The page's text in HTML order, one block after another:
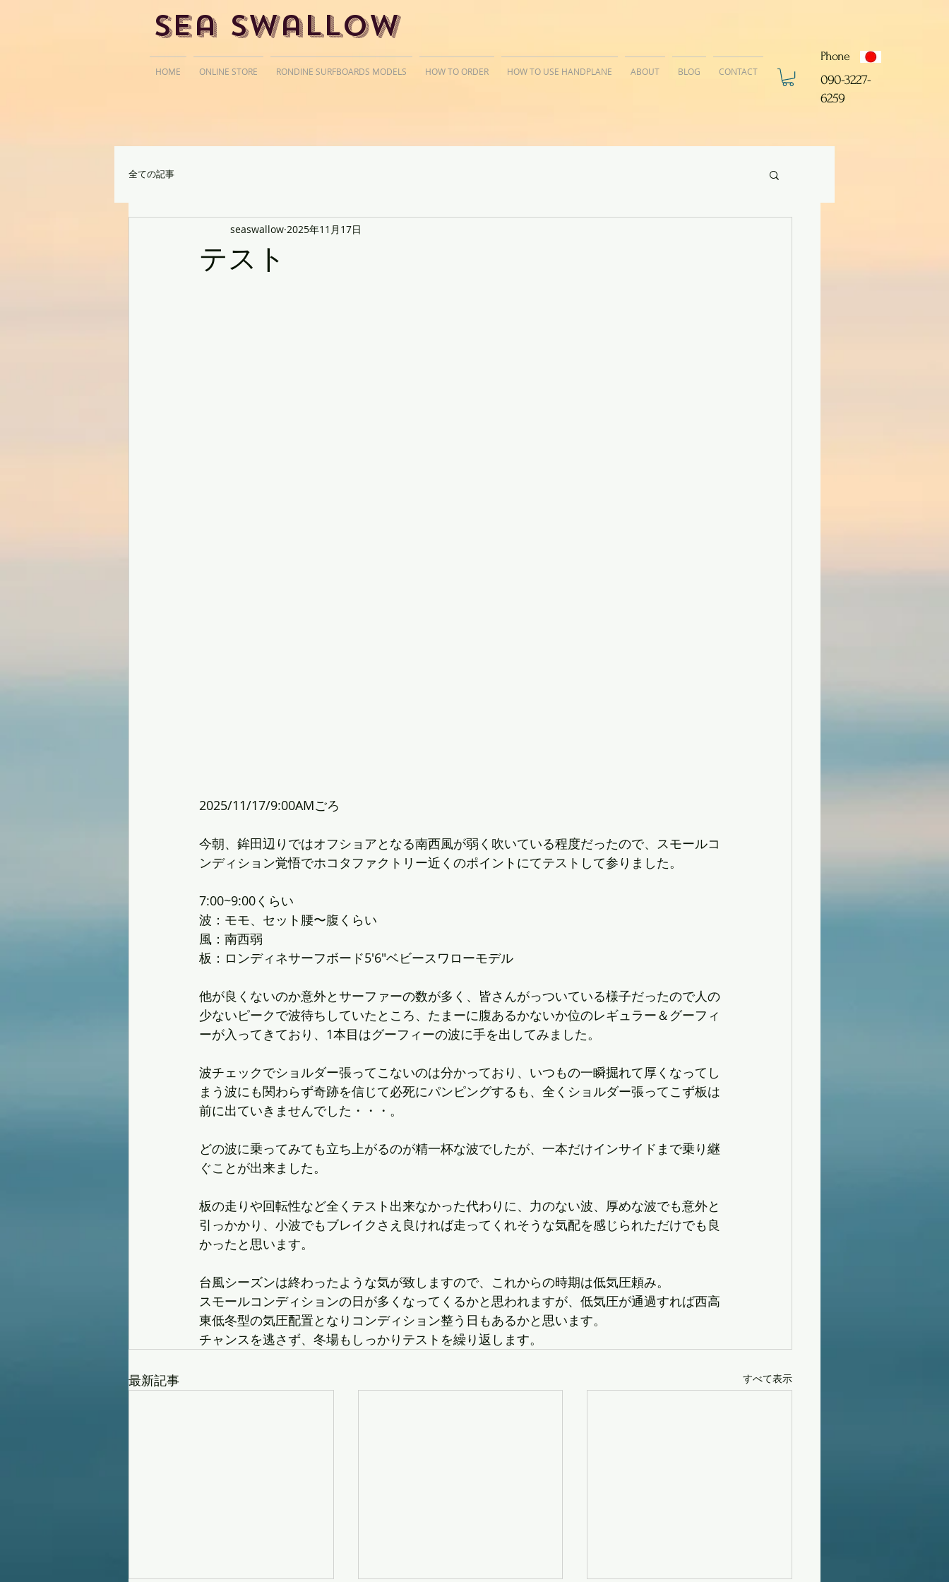
Sea Swallow
​090-3227-
6259
Phone
全ての記事
テスト
seaswallow 2025年11月17日
2025/11/17/9:00AMごろ
今朝、鉾田辺りではオフショアとなる南西風が弱く吹いている程度だったので、スモールコ
ンディション覚悟でホコタファクトリー近くのポイントにてテストして参りました。
7:00~9:00くらい
波：モモ、セット腰〜腹くらい
風：南西弱
板：ロンディネサーフボード5'6"ベビースワローモデル
他が良くないのか意外とサーファーの数が多く、皆さんがっついている様子だったので人の
少ないピークで波待ちしていたところ、たまーに腹あるかないか位のレギュラー＆グーフィ
ーが入ってきており、1本目はグーフィーの波に手を出してみました。
波チェックでショルダー張ってこないのは分かっており、いつもの一瞬掘れて厚くなってし
まう波にも関わらず奇跡を信じて必死にパンピングするも、全くショルダー張ってこず板は
前に出ていきませんでした・・・。
どの波に乗ってみても立ち上がるのが精一杯な波でしたが、一本だけインサイドまで乗り継
ぐことが出来ました。
板の走りや回転性など全くテスト出来なかった代わりに、力のない波、厚めな波でも意外と
引っかかり、小波でもブレイクさえ良ければ走ってくれそうな気配を感じられただけでも良
かったと思います。
台風シーズンは終わったような気が致しますので、これからの時期は低気圧頼み。
スモールコンディションの日が多くなってくるかと思われますが、低気圧が通過すれば西高
東低冬型の気圧配置となりコンディション整う日もあるかと思います。
チャンスを逃さず、冬場もしっかりテストを繰り返します。
最新記事 すべて表示
HOME ONLINE STORE RONDINE SURFBOARDS MODELS HOW TO ORDER HOW TO USE HANDPLANE ABOUT BLOG CONTACT